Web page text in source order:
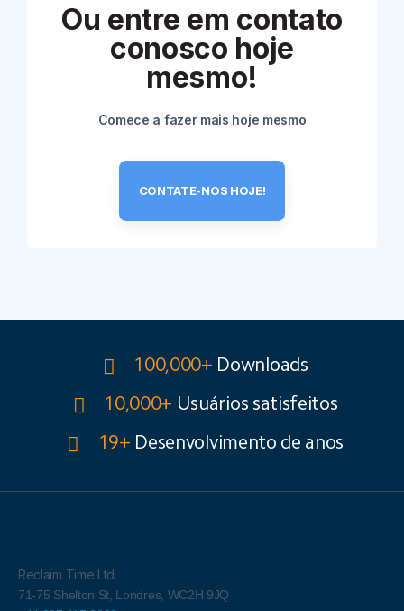
Ou entre em contato
conosco hoje
mesmo!
Comece a fazer mais hoje mesmo
CONTATE-NOS HOJE!
100,000+ Downloads
10,000+ Usuários satisfeitos
19+ Desenvolvimento de anos
Reclaim Time Ltd.
71-75 Shelton St, Londres, WC2H 9JQ